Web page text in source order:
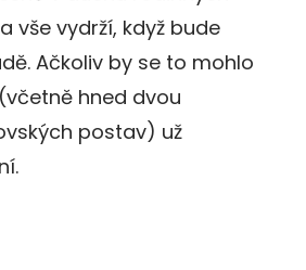
vše vydrží, když bude
Ačkoliv by se to mohlo
hned dvou
postav) už